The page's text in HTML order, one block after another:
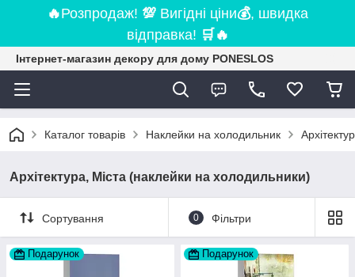
🔥Розпродаж! 💯 Вигідні ціни💰, швидка
відправка! 🛒 🔥
Інтернет-магазин декору для дому PONESLOS
Каталог товарів Наклейки на холодильник
Архітектура, Міста (наклейки на холодильники)
Сортування 0 Фільтри
Подарунок Подарунок